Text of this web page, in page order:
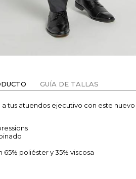
GUÍA DE TALLAS
a tus atuendos ejecutivo con este
65% poliéster y 35% viscosa